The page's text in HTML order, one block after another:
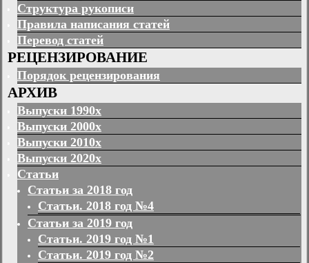
Структура рукописи
Правила написания статей
Перевод статей
РЕЦЕНЗИРОВАНИЕ
Порядок рецензирования
АРХИВ
Выпуски 1990х
Выпуски 2000х
Выпуски 2010х
Выпуски 2020х
Статьи
Статьи за 2018 год
Статьи. 2018 год №4
Статьи за 2019 год
Статьи. 2019 год №1
Статьи. 2019 год №2